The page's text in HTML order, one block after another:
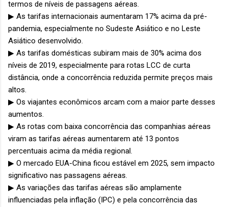
termos de níveis de passagens aéreas.
▶ As tarifas internacionais aumentaram 17% acima da pré-
pandemia, especialmente no Sudeste Asiático e no Leste
Asiático desenvolvido.
▶ As tarifas domésticas subiram mais de 30% acima dos
níveis de 2019, especialmente para rotas LCC de curta
distância, onde a concorrência reduzida permite preços mais
altos.
▶ Os viajantes econômicos arcam com a maior parte desses
aumentos.
▶ As rotas com baixa concorrência das companhias aéreas
viram as tarifas aéreas aumentarem até 13 pontos
percentuais acima da média regional.
▶ O mercado EUA-China ficou estável em 2025, sem impacto
significativo nas passagens aéreas.
▶ As variações das tarifas aéreas são amplamente
influenciadas pela inflação (IPC) e pela concorrência das